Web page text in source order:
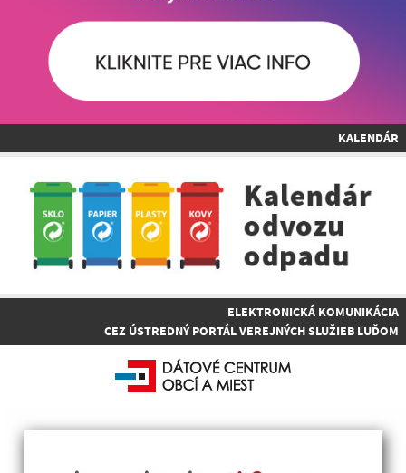
KALENDÁR
ELEKTRONICKÁ KOMUNIKÁCIA
CEZ ÚSTREDNÝ PORTÁL VEREJNÝCH SLUŽIEB ĽUĎOM